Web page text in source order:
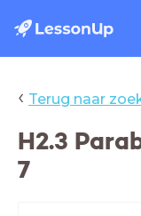
‹ Terug naar
H2.3
7